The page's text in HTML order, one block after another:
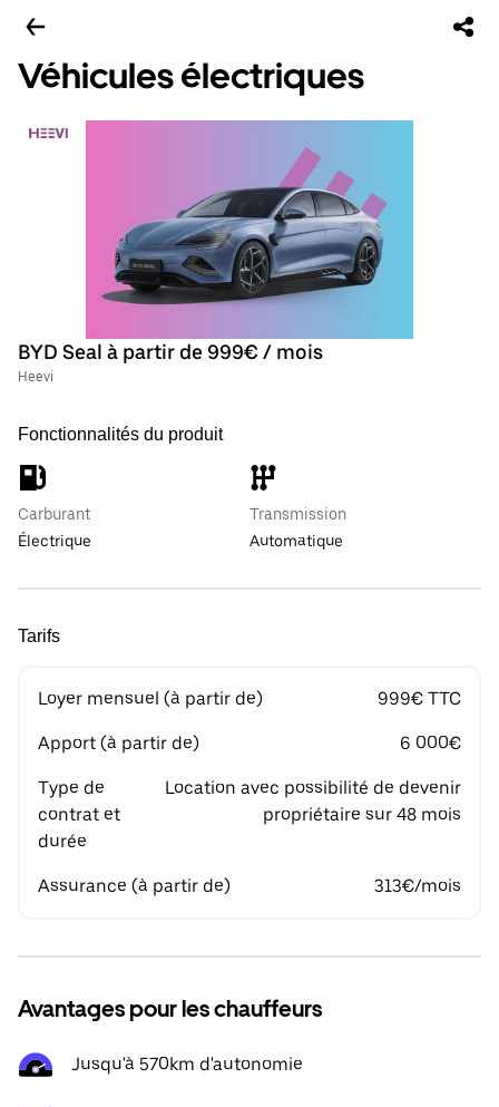
Véhicules électriques
BYD Seal à partir de 999€ / mois
Heevi
Fonctionnalités du produit
Carburant
Électrique
Transmission
Automatique
Tarifs
Loyer mensuel (à partir de) 999€ TTC
Apport (à partir de) 6 000€
Type de
contrat et
durée
Location avec possibilité de devenir
propriétaire sur 48 mois
Assurance (à partir de) 313€/mois
Avantages pour les chauffeurs
Jusqu'à 570km d'autonomie